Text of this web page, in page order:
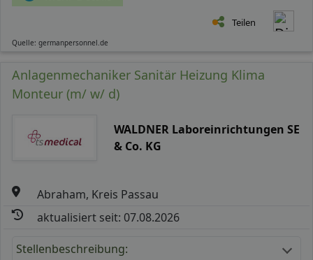
Teilen
Quelle: germanpersonnel.de
Anlagenmechaniker Sanitär Heizung Klima
Monteur (m/ w/ d)
WALDNER Laboreinrichtungen SE
& Co. KG
Abraham, Kreis Passau
aktualisiert seit: 07.08.2026
Stellenbeschreibung: